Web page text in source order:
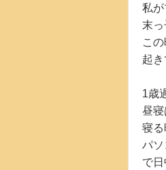
私が
末
こ
起
1歳
昼寝
寝る
パ
で